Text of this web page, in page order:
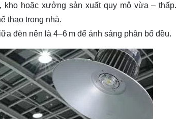
hoặc xưởng sản xuất quy mô vừa – thấp.
thao trong nhà.
đèn nên là 4–6 m để ánh sáng phân bổ đều.